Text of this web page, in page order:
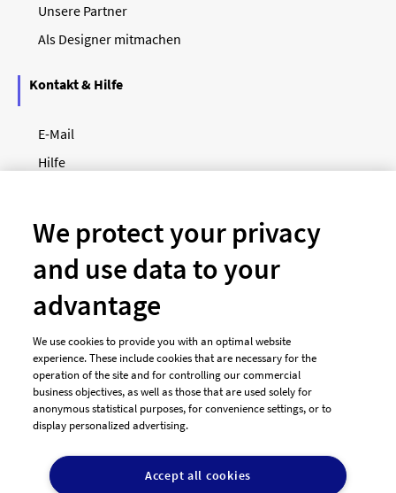
Unsere Partner
Als Designer mitmachen
Kontakt & Hilfe
E-Mail
Hilfe
Unsere Zahlungsarten
AGB Dienstleister
Datenschutz Impressum
We protect your privacy
and use data to your
advantage
We use cookies to provide you with an optimal website
experience. These include cookies that are necessary for the
operation of the site and for controlling our commercial
business objectives, as well as those that are used solely for
anonymous statistical purposes, for convenience settings, or to
display personalized advertising.
Accept all cookies